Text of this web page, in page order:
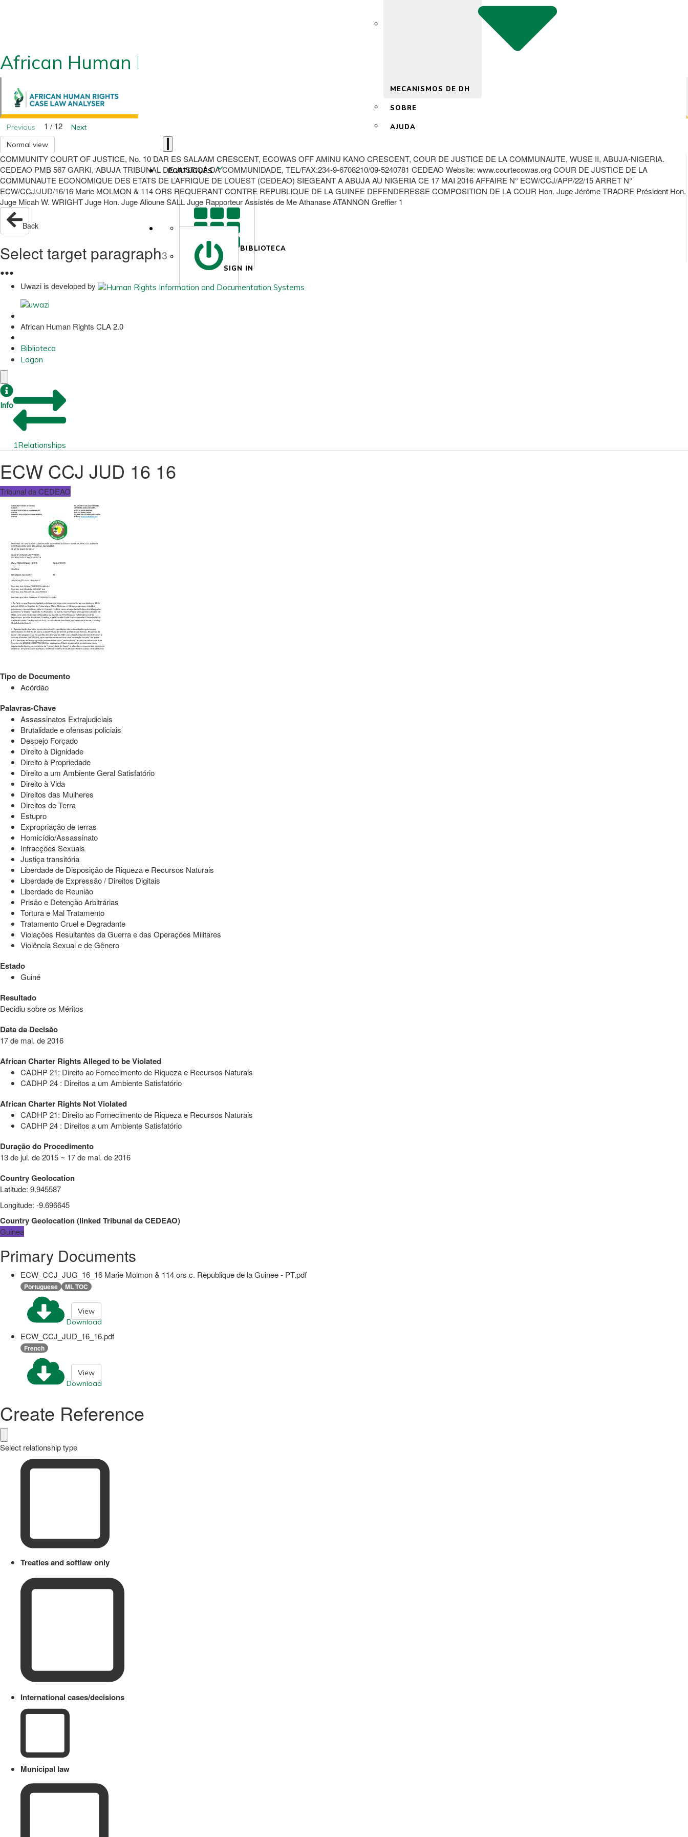
African Human Rights CLA 2.0
MECANISMOS DE DH
SOBRE
AJUDA
PORTUGUÊS
BIBLIOTECA
SIGN IN
Previous 1 / 12
Next
Normal view
COMMUNITY COURT OF JUSTICE, No. 10 DAR ES SALAAM CRESCENT, ECOWAS OFF AMINU KANO CRESCENT, COUR DE JUSTICE DE LA COMMUNAUTE, WUSE II, ABUJA-NIGERIA.
CEDEAO PMB 567 GARKI, ABUJA TRIBUNAL DE JUSTIÇA DA COMMUNIDADE, TEL/FAX:234-9-6708210/09-5240781 CEDEAO Website: www.courtecowas.org COUR DE JUSTICE DE LA
COMMUNAUTE ECONOMIQUE DES ETATS DE L’AFRIQUE DE L’OUEST (CEDEAO) SIEGEANT A ABUJA AU NIGERIA CE 17 MAI 2016 AFFAIRE N° ECW/CCJ/APP/22/15 ARRET N°
ECW/CCJ/JUD/16/16 Marie MOLMON & 114 ORS REQUERANT CONTRE REPUBLIQUE DE LA GUINEE DEFENDERESSE COMPOSITION DE LA COUR Hon. Juge Jérôme TRAORE Président Hon.
Juge Micah W. WRIGHT Juge Hon. Juge Alioune SALL Juge Rapporteur Assistés de Me Athanase ATANNON Greffier 1
Back
Select target paragraph3
●●●
Uwazi is developed by
African Human Rights CLA 2.0
Biblioteca
Logon
Info
1Relationships
ECW CCJ JUD 16 16
Tribunal da CEDEAO
Tipo de Documento
Acórdão
Palavras-Chave
Assassinatos Extrajudiciais
Brutalidade e ofensas policiais
Despejo Forçado
Direito à Dignidade
Direito à Propriedade
Direito a um Ambiente Geral Satisfatório
Direito à Vida
Direitos das Mulheres
Direitos de Terra
Estupro
Expropriação de terras
Homicídio/Assassinato
Infracções Sexuais
Justiça transitória
Liberdade de Disposição de Riqueza e Recursos Naturais
Liberdade de Expressão / Direitos Digitais
Liberdade de Reunião
Prisão e Detenção Arbitrárias
Tortura e Mal Tratamento
Tratamento Cruel e Degradante
Violações Resultantes da Guerra e das Operações Militares
Violência Sexual e de Gênero
Estado
Guiné
Resultado
Decidiu sobre os Méritos
Data da Decisão
17 de mai. de 2016
African Charter Rights Alleged to be Violated
CADHP 21: Direito ao Fornecimento de Riqueza e Recursos Naturais
CADHP 24 : Direitos a um Ambiente Satisfatório
African Charter Rights Not Violated
CADHP 21: Direito ao Fornecimento de Riqueza e Recursos Naturais
CADHP 24 : Direitos a um Ambiente Satisfatório
Duração do Procedimento
13 de jul. de 2015 ~ 17 de mai. de 2016
Country Geolocation
Latitude: 9.945587
Longitude: -9.696645
Country Geolocation(linkedTribunal da CEDEAO)
Guinea
Primary Documents
ECW_CCJ_JUG_16_16 Marie Molmon & 114 ors c. Republique de la Guinee - PT.pdf
Portuguese ML TOC
Download
View
ECW_CCJ_JUD_16_16.pdf
French
Download
View
Create Reference
Select relationship type
Treaties and softlaw only
International cases/decisions
Municipal law